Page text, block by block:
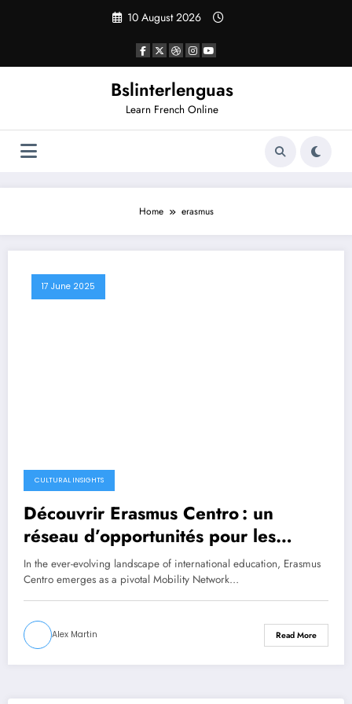
10 August 2026
Bslinterlenguas
Learn French Online
Home erasmus
17 June 2025
CULTURAL INSIGHTS
Découvrir Erasmus Centro : un
réseau d’opportunités pour les
étudiants en mobilité
In the ever-evolving landscape of international education, Erasmus
Centro emerges as a pivotal Mobility Network…
Alex Martin Read More